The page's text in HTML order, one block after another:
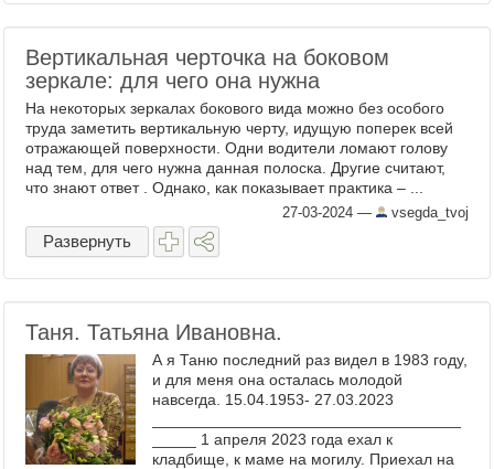
Вертикальная черточка на боковом
зеркале: для чего она нужна
На некоторых зеркалах бокового вида можно без особого
труда заметить вертикальную черту, идущую поперек всей
отражающей поверхности. Одни водители ломают голову
над тем, для чего нужна данная полоска. Другие считают,
что знают ответ . Однако, как показывает практика – ...
27-03-2024 — vsegda_tvoj
Развернуть
Таня. Татьяна Ивановна.
А я Таню последний раз видел в 1983 году,
и для меня она осталась молодой
навсегда. 15.04.1953- 27.03.2023
_____ 1 апреля 2023 года ехал к
кладбище, к маме на могилу. Приехал на